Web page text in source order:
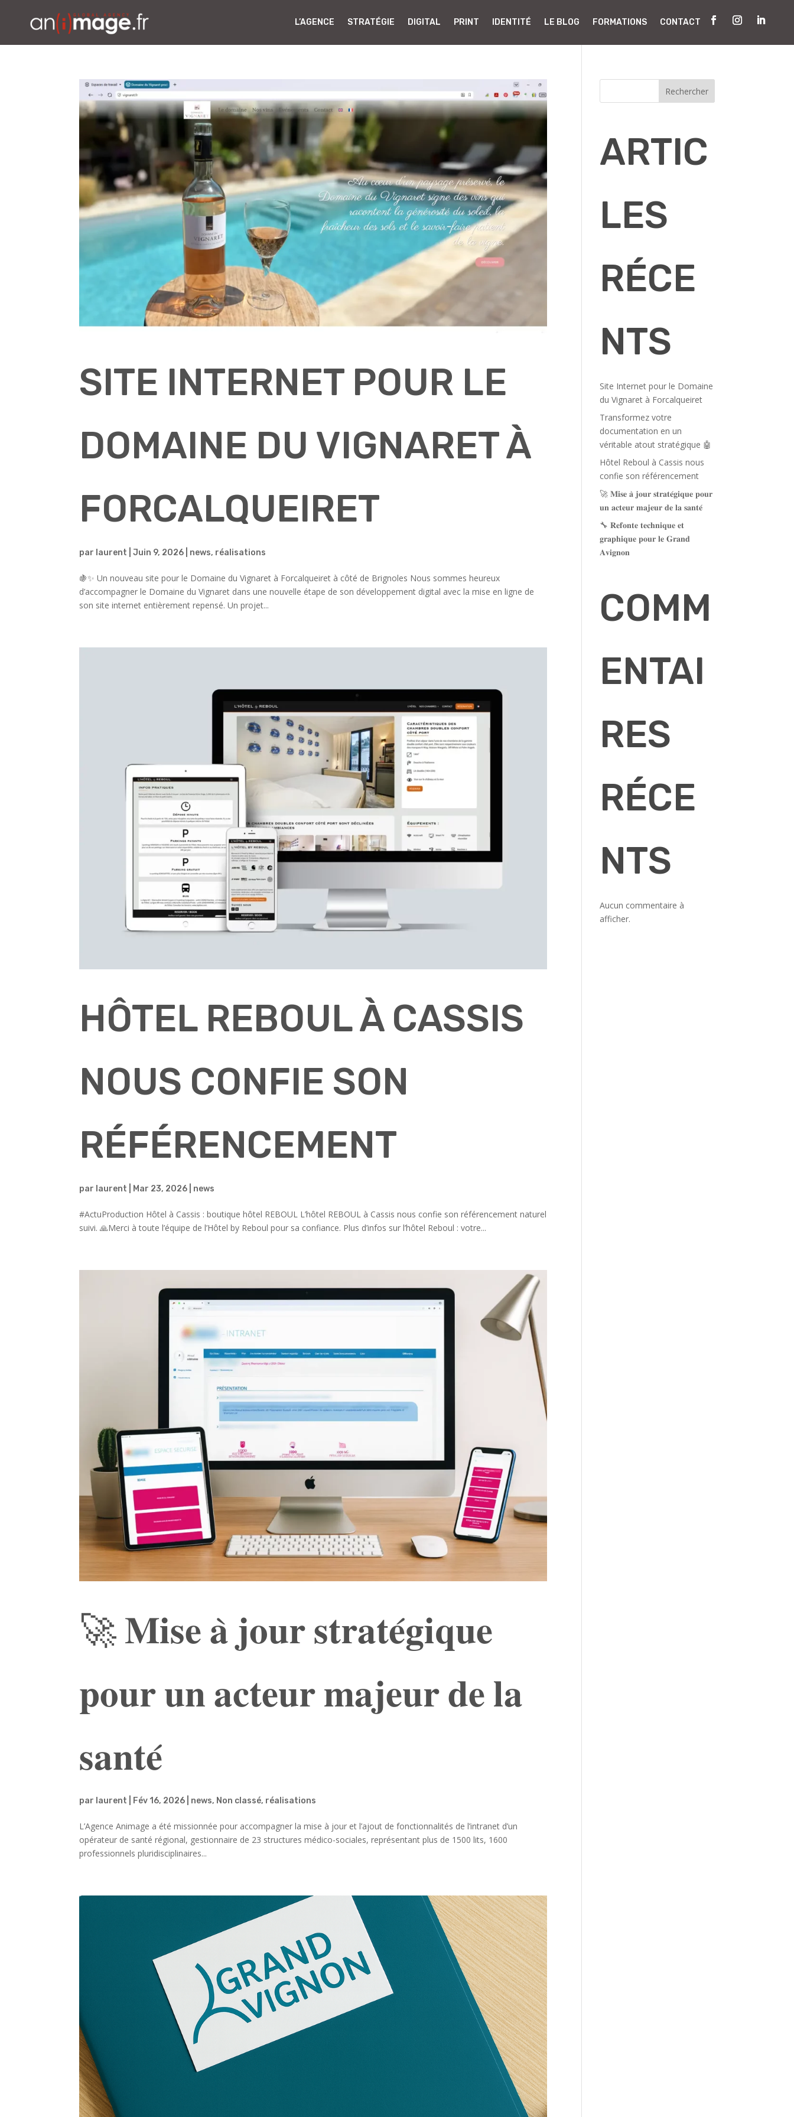
L’AGENCE STRATÉGIE DIGITAL PRINT IDENTITÉ LE BLOG FORMATIONS CONTACT
SITE INTERNET POUR LE
DOMAINE DU VIGNARET À
FORCALQUEIRET
par laurent |Juin 9, 2026 news, réalisations
🍇✨ Un nouveau site pour le Domaine du Vignaret à Forcalqueiret à côté de Brignoles Nous sommes heureux
d’accompagner le Domaine du Vignaret dans une nouvelle étape de son développement digital avec la mise en ligne de
son site internet entièrement repensé. Un projet...
HÔTEL REBOUL À CASSIS
NOUS CONFIE SON
RÉFÉRENCEMENT
par laurent Mar 23, 2026 news
#ActuProduction Hôtel à Cassis : boutique hôtel REBOUL L’hôtel REBOUL à Cassis nous confie son référencement naturel
suivi. 🙏Merci à toute l’équipe de l’Hôtel by Reboul pour sa confiance. Plus d’infos sur l’hôtel Reboul : votre...
🚀 𝐌𝐢𝐬𝐞 𝐚̀ 𝐣𝐨𝐮𝐫 𝐬𝐭𝐫𝐚𝐭𝐞́𝐠𝐢𝐪𝐮𝐞
𝐩𝐨𝐮𝐫 𝐮𝐧 𝐚𝐜𝐭𝐞𝐮𝐫 𝐦𝐚𝐣𝐞𝐮𝐫 𝐝𝐞 𝐥𝐚
𝐬𝐚𝐧𝐭𝐞́
par laurent Fév 16, 2026 news, Non classé, réalisations
L’Agence Animage a été missionnée pour accompagner la mise à jour et l’ajout de fonctionnalités de l’intranet d’un
opérateur de santé régional, gestionnaire de 23 structures médico-sociales, représentant plus de 1500 lits, 1600
professionnels pluridisciplinaires...
Rechercher
ARTIC
LES
RÉCE
NTS
Site Internet pour le Domaine
du Vignaret à Forcalqueiret
Transformez votre
documentation en un
véritable atout stratégique 🤖
Hôtel Reboul à Cassis nous
confie son référencement
🚀 𝐌𝐢𝐬𝐞 𝐚̀ 𝐣𝐨𝐮𝐫 𝐬𝐭𝐫𝐚𝐭𝐞́𝐠𝐢𝐪𝐮𝐞 𝐩𝐨𝐮𝐫
𝐮𝐧 𝐚𝐜𝐭𝐞𝐮𝐫 𝐦𝐚𝐣𝐞𝐮𝐫 𝐝𝐞 𝐥𝐚 𝐬𝐚𝐧𝐭𝐞́
🔧 𝐑𝐞𝐟𝐨𝐧𝐭𝐞 𝐭𝐞𝐜𝐡𝐧𝐢𝐪𝐮𝐞 𝐞𝐭
𝐠𝐫𝐚𝐩𝐡𝐢𝐪𝐮𝐞 𝐩𝐨𝐮𝐫 𝐥𝐞 𝐆𝐫𝐚𝐧𝐝
𝐀𝐯𝐢𝐠𝐧𝐨𝐧
COMM
ENTAI
RES
RÉCE
NTS
Aucun commentaire à
afficher.